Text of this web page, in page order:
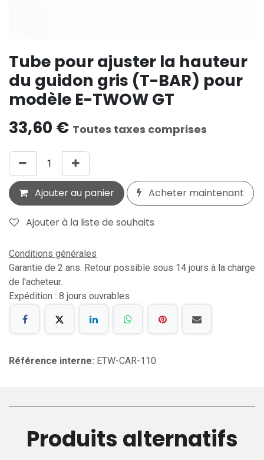
Tube pour ajuster la hauteur
du guidon gris (T-BAR) pour
modèle E-TWOW GT
33,60 € Toutes taxes comprises
Ajouter au panier Acheter maintenant
Ajouter à la liste de souhaits
Conditions générales
Garantie de 2 ans. Retour possible sous 14 jours à la charge
de l'acheteur.
Expédition : 8 jours ouvrables
Référence interne: ETW-CAR-110
Produits alternatifs